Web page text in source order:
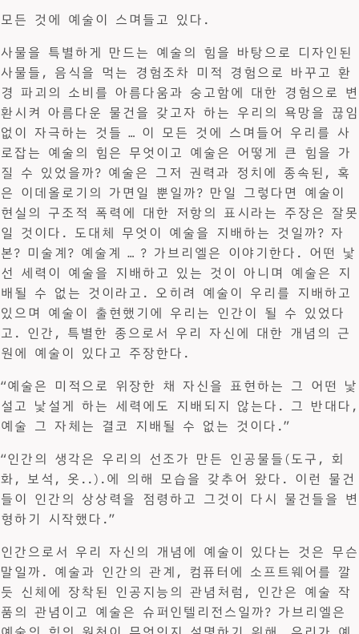
모든 것에 예술이 스며들고 있다.
사물을 특별하게 만드는 예술의 힘을 바탕으로 디자인된
사물들, 음식을 먹는 경험조차 미적 경험으로 바꾸고 환
경 파괴의 소비를 아름다움과 숭고함에 대한 경험으로 변
환시켜 아름다운 물건을 갖고자 하는 우리의 욕망을 끊임
없이 자극하는 것들 … 이 모든 것에 스며들어 우리를 사
로잡는 예술의 힘은 무엇이고 예술은 어떻게 큰 힘을 가
질 수 있었을까? 예술은 그저 권력과 정치에 종속된, 혹
은 이데올로기의 가면일 뿐일까? 만일 그렇다면 예술이
현실의 구조적 폭력에 대한 저항의 표시라는 주장은 잘못
일 것이다. 도대체 무엇이 예술을 지배하는 것일까? 자
본? 미술계? 예술계 … ? 가브리엘은 이야기한다. 어떤 낯
선 세력이 예술을 지배하고 있는 것이 아니며 예술은 지
배될 수 없는 것이라고. 오히려 예술이 우리를 지배하고
있으며 예술이 출현했기에 우리는 인간이 될 수 있었다
고. 인간, 특별한 종으로서 우리 자신에 대한 개념의 근
원에 예술이 있다고 주장한다.
“예술은 미적으로 위장한 채 자신을 표현하는 그 어떤 낯
설고 낯설게 하는 세력에도 지배되지 않는다. 그 반대다,
예술 그 자체는 결코 지배될 수 없는 것이다.”
“인간의 생각은 우리의 선조가 만든 인공물들(도구, 회
화, 보석, 옷..).에 의해 모습을 갖추어 왔다. 이런 물건
들이 인간의 상상력을 점령하고 그것이 다시 물건들을 변
형하기 시작했다.”
인간으로서 우리 자신의 개념에 예술이 있다는 것은 무슨
말일까. 예술과 인간의 관계, 컴퓨터에 소프트웨어를 깔
듯 신체에 장착된 인공지능의 관념처럼, 인간은 예술 작
품의 관념이고 예술은 슈퍼인텔리전스일까? 가브리엘은